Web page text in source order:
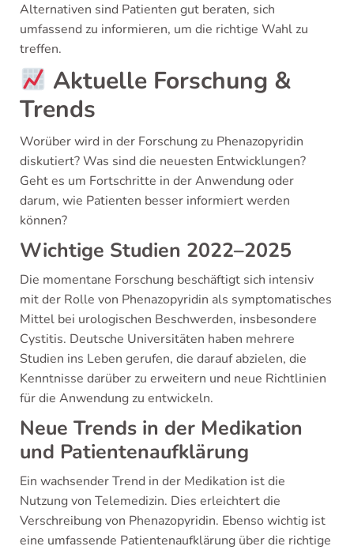
Alternativen sind Patienten gut beraten, sich
umfassend zu informieren, um die richtige Wahl zu
treffen.
Aktuelle Forschung &
Trends
Worüber wird in der Forschung zu Phenazopyridin
diskutiert? Was sind die neuesten Entwicklungen?
Geht es um Fortschritte in der Anwendung oder
darum, wie Patienten besser informiert werden
können?
Wichtige Studien 2022–2025
Die momentane Forschung beschäftigt sich intensiv
mit der Rolle von Phenazopyridin als symptomatisches
Mittel bei urologischen Beschwerden, insbesondere
Cystitis. Deutsche Universitäten haben mehrere
Studien ins Leben gerufen, die darauf abzielen, die
Kenntnisse darüber zu erweitern und neue Richtlinien
für die Anwendung zu entwickeln.
Neue Trends in der Medikation
und Patientenaufklärung
Ein wachsender Trend in der Medikation ist die
Nutzung von Telemedizin. Dies erleichtert die
Verschreibung von Phenazopyridin. Ebenso wichtig ist
eine umfassende Patientenaufklärung über die richtige